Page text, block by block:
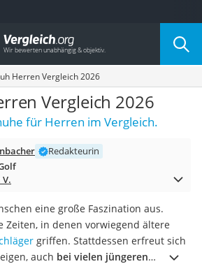
nach Kategorie
Herren Vergleich 2026
Vergleich 2026
für Herren im Vergleich.
Redakteurin
eine große Faszination aus.
Zeiten, in denen vorwiegend ältere
griffen. Stattdessen erfreut sich
auch bei vielen jüngeren